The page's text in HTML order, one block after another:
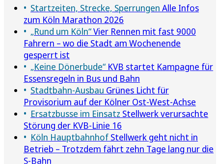
Startzeiten, Strecke, Sperrungen Alle Infos
zum Köln Marathon 2026
„Rund um Köln“Vier Rennen mit fast 9000
Fahrern – wo die Stadt am Wochenende
gesperrt ist
„Keine Dönerbude“ KVB startet Kampagne für
Essensregeln in Bus und Bahn
Stadtbahn-Ausbau Grünes Licht für
Provisorium auf der Kölner Ost-West-Achse
Ersatzbusse im Einsatz Stellwerk verursachte
Störung der KVB-Linie 16
Köln Hauptbahnhof Stellwerk geht nicht in
Betrieb – Trotzdem fährt zehn Tage lang nur die
S-Bahn